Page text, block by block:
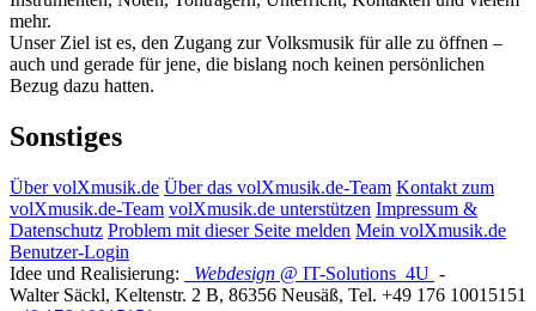
mehr.
Unser Ziel ist es, den Zugang zur Volksmusik für alle zu öffnen –
auch und gerade für jene, die bislang noch keinen persönlichen
Bezug dazu hatten.
Sonstiges
Über volXmusik.de Über das volXmusik.de-Team Kontakt zum
volXmusik.de-Team volXmusik.de unterstützen Impressum &
Datenschutz Problem mit dieser Seite melden Mein volXmusik.de
Benutzer-Login
Idee und Realisierung:
Webdesign @ IT-Solutions 4U -
Walter Säckl, Keltenstr. 2 B, 86356 Neusäß, Tel. +49 176 10015151